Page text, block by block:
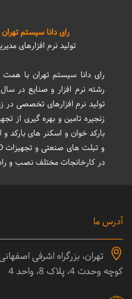
رای دانا سیستم تهران
تولید نرم افزارهای
رای دانا سیستم تهران با
تولید نرم افزارهای تخصصی در
زنجیره تامین و بهره گیری از
در کارخانجات مختلف نصب و راه
آدرس ما
تهران، بزرگراه اشرفی
کوچه وحدت 4، پلاک 8، واحد 4